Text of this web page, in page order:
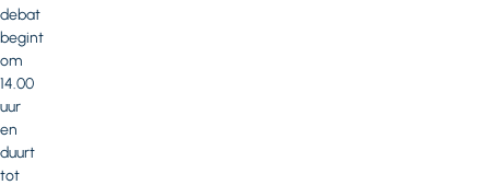
debat
begint
om
14.00
uur
en
duurt
tot